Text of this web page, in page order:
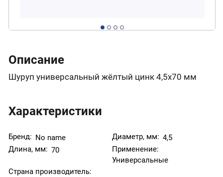
Описание
Шуруп универсальный жёлтый цинк 4,5х70 мм
Характеристики
Бренд: No name Диаметр, мм: 4,5
Длина, мм: 70
Применение:
Универсальные
Страна производитель: